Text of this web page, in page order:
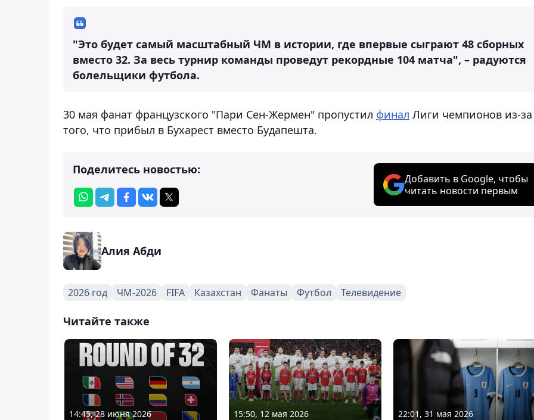
"Это будет самый масштабный ЧМ в истории, где впервые сыграют 48 сборных
вместо 32. За весь турнир команды проведут рекордные 104 матча", – радуются
болельщики футбола.
30 мая фанат французского "Пари Сен-Жермен" пропустил финал Лиги чемпионов из-за
того, что прибыл в Бухарест вместо Будапешта.
Поделитесь новостью:
Добавить в Google, чтобы
читать новости первым
Алия Абди
2026 год ЧМ-2026 FIFA Казахстан Фанаты Футбол Телевидение
Читайте также
14:45, 28 июня 2026 15:50, 12 мая 2026 22:01, 31 мая 2026